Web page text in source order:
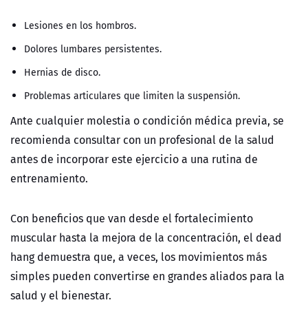
Lesiones en los hombros.
Dolores lumbares persistentes.
Hernias de disco.
Problemas articulares que limiten la suspensión.
Ante cualquier molestia o condición médica previa, se
recomienda consultar con un profesional de la salud
antes de incorporar este ejercicio a una rutina de
entrenamiento.
Con beneficios que van desde el fortalecimiento
muscular hasta la mejora de la concentración, el dead
hang demuestra que, a veces, los movimientos más
simples pueden convertirse en grandes aliados para la
salud y el bienestar.